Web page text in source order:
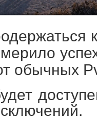
обычных